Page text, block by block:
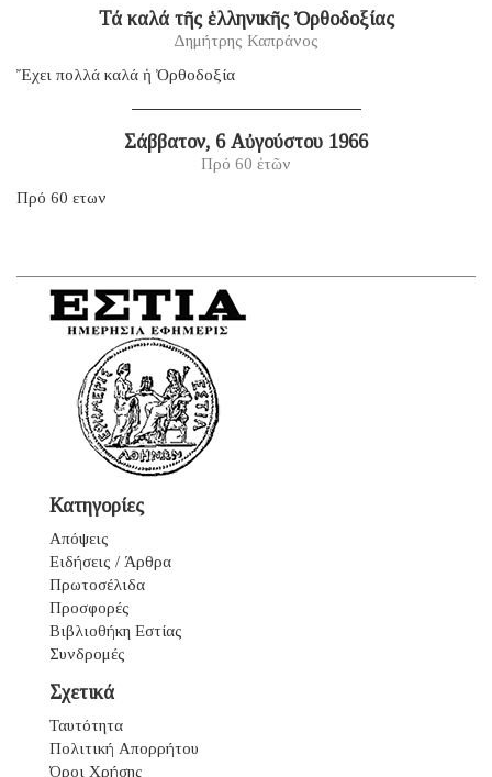
Τά καλά τῆς ἑλληνικῆς Ὀρθοδοξίας
Δημήτρης Καπράνος
Ἔχει πολλά καλά ἡ Ὀρθοδοξία
Σάββατον, 6 Αὐγούστου 1966
Πρό 60 ἐτῶν
Πρό 60 ετων
Κατηγορίες
Απόψεις
Ειδήσεις / Άρθρα
Πρωτοσέλιδα
Προσφορές
Βιβλιοθήκη Εστίας
Συνδρομές
Σχετικά
Ταυτότητα
Πολιτική Απορρήτου
Όροι Χρήσης